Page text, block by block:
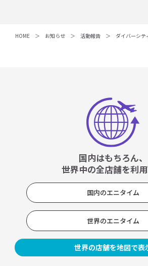
HOME お知らせ 活動報告 ダイバーシ
国内はもちろん、
世界中の全店舗を利
国内のエニタイム
世界のエニタイム
世界の店舗を地図で表